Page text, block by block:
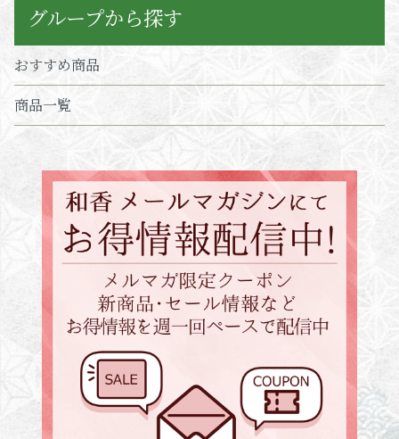
グループから探す
おすすめ商品
商品一覧